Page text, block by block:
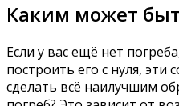
Каким может
Если у вас ещё нет
построить его с нуля,
сделать всё наилучшим